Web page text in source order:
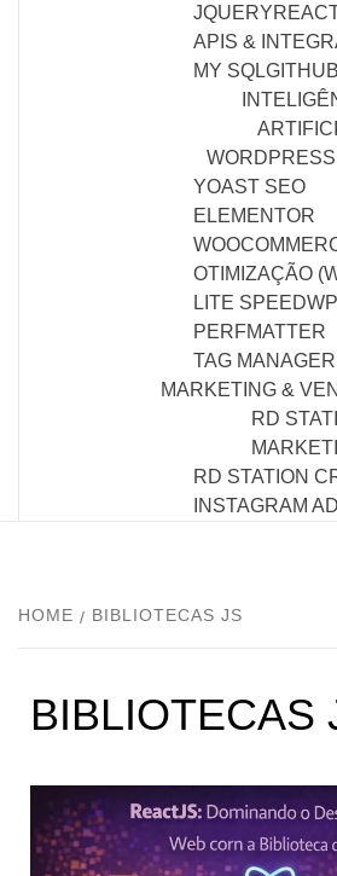
JQUERY
APIS &
MY SQLGITHUB
WORDPRESS
YOAST SEO
ELEMENTOR
OTIMIZAÇÃO
LITE SPEED
PERFMATTER
TAG MANAGER
MARKETING &
RD
RD STATION
INSTAGRAM
HOME BIBLIOTECAS JS
BIBLIOTECAS